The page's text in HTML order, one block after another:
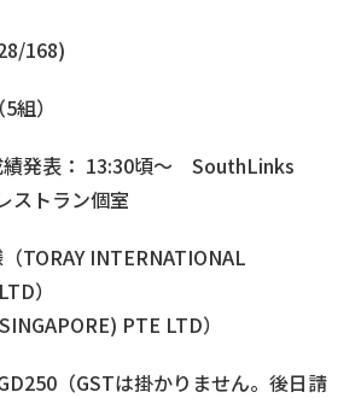
168)
）
績発表： 13:30頃～ SouthLinks
ストラン個室
TORAY INTERNATIONAL
）
PTE LTD）
（GSTは掛かりません。後日請